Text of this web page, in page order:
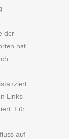
der
hat.
Links
Für
auf